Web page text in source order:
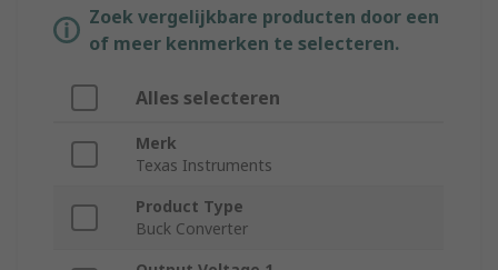
Zoek vergelijkbare producten door een
of meer kenmerken te selecteren.
Alles selecteren
Merk
Texas Instruments
Product Type
Buck Converter